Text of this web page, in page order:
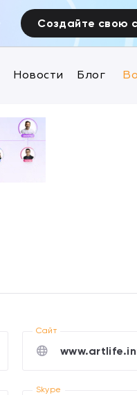
Создайте свою
Новости Блог
Cайт
Skype